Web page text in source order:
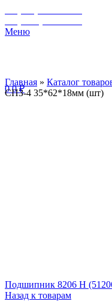
Меню
00₽
Главная » Каталог
СПЗ-4 35*62*18мм (шт)
Подшипник 8206 Н
Назад к товарам